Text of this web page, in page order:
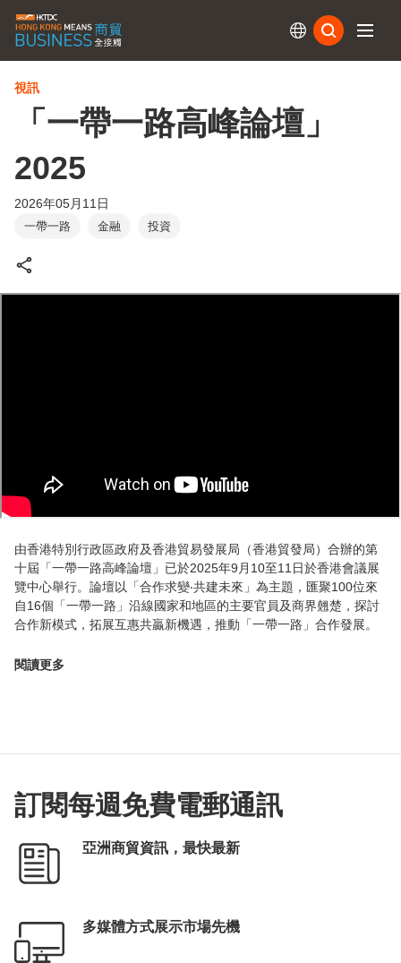
視訊
「一帶一路高峰論壇」
2025
2026年05月11日
一帶一路 金融 投資
由香港特別行政區政府及香港貿易發展局（香港貿發局）合辦的第
十屆「一帶一路高峰論壇」已於2025年9月10至11日於香港會議展
覽中心舉行。論壇以「合作求變‧共建未來」為主題，匯聚100位來
自16個「一帶一路」沿線國家和地區的主要官員及商界翹楚，探討
合作新模式，拓展互惠共贏新機遇，推動「一帶一路」合作發展。
閱讀更多
訂閱每週免費電郵通訊
亞洲商貿資訊，最快最新
多媒體方式展示市場先機